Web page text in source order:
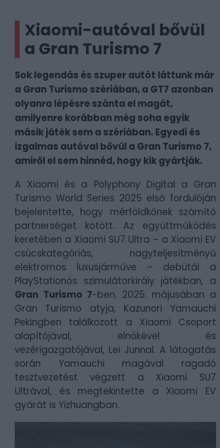
Xiaomi-autóval bővül
a Gran Turismo 7
Sok legendás és szuper autót láttunk már
a Gran Turismo szériában, a GT7 azonban
olyanra lépésre szánta el magát,
amilyenre korábban még soha egyik
másik játék sem a szériában. Egyedi és
izgalmas autóval bővül a Gran Turismo 7,
amiről el sem hinnéd, hogy kik gyártják.
A Xiaomi és a Polyphony Digital a Gran
Turismo World Series 2025 első fordulóján
bejelentette, hogy mérföldkőnek számító
partnerséget kötött. Az együttműködés
keretében a Xiaomi SU7 Ultra – a Xiaomi EV
csúcskategóriás, nagyteljesítményű
elektromos luxusjárműve – debütál a
PlayStationös szimulátorkirály játékban, a
Gran Turismo 7-ben. 2025. májusában a
Gran Turismo atyja, Kazunori Yamauchi
Pekingben találkozott a Xiaomi Csoport
alapítójával, elnökével és
vezérigazgatójával, Lei Junnal. A látogatás
során Yamauchi magával ragadó
tesztvezetést végzett a Xiaomi SU7
Ultrával, és megtekintette a Xiaomi EV
gyárát is Yizhuangban.